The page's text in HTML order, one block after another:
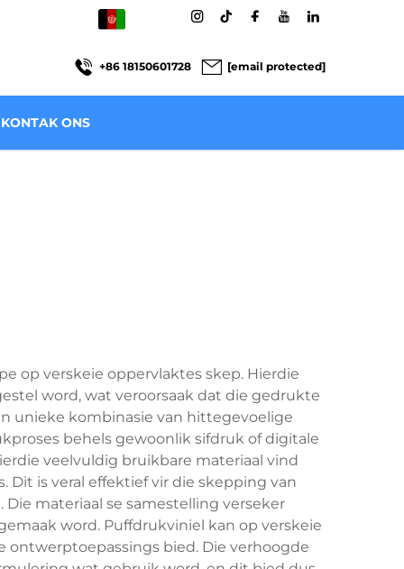
+86 18150601728 [email protected]
KONTAK ONS
op verskeie oppervlaktes skep. Hierdie
word, wat veroorsaak dat die gedrukte
unieke kombinasie van hittegevoelige
behels gewoonlik sifdruk of digitale
veelvuldig bruikbare materiaal vind
is veral effektief vir die skepping van
materiaal se samestelling verseker
word. Puffdrukviniel kan op verskeie
ontwerptoepassings bied. Die verhoogde